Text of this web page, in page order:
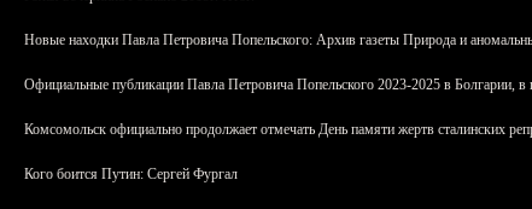
Новые находки Павла Петровича Попельского: Архив газеты Природа и
Официальные публикации Павла Петровича Попельского 2023-2025 в Болгарии,
Комсомольск официально продолжает отмечать День памяти жертв сталинских
Кого боится Путин: Сергей Фургал